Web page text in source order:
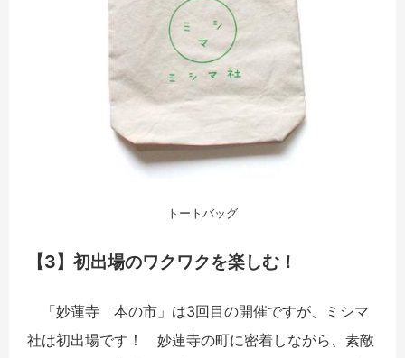
トートバッグ
【3】初出場のワクワクを楽しむ！
「妙蓮寺 本の市」は3回目の開催ですが、ミシマ
社は初出場です！ 妙蓮寺の町に密着しながら、素敵